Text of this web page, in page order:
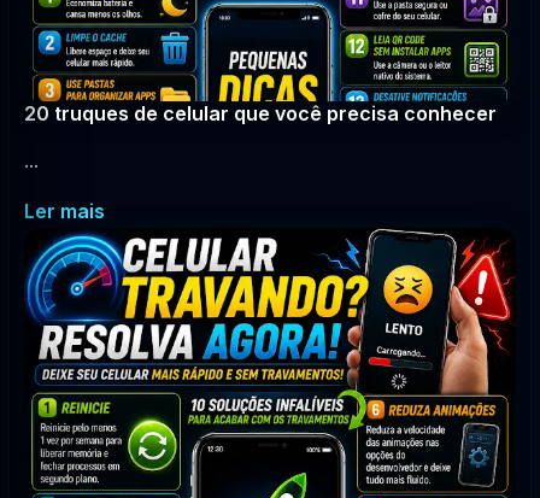
20 truques de celular que você precisa conhecer
...
Ler mais